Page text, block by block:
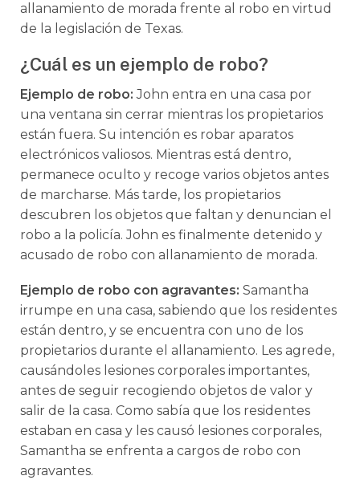
allanamiento de morada frente al robo en virtud
de la legislación de Texas.
¿Cuál es un ejemplo de robo?
Ejemplo de robo:John entra en una casa por
una ventana sin cerrar mientras los propietarios
están fuera. Su intención es robar aparatos
electrónicos valiosos. Mientras está dentro,
permanece oculto y recoge varios objetos antes
de marcharse. Más tarde, los propietarios
descubren los objetos que faltan y denuncian el
robo a la policía. John es finalmente detenido y
acusado de robo con allanamiento de morada.
Ejemplo de robo con agravantes: Samantha
irrumpe en una casa, sabiendo que los residentes
están dentro, y se encuentra con uno de los
propietarios durante el allanamiento. Les agrede,
causándoles lesiones corporales importantes,
antes de seguir recogiendo objetos de valor y
salir de la casa. Como sabía que los residentes
estaban en casa y les causó lesiones corporales,
Samantha se enfrenta a cargos de robo con
agravantes.